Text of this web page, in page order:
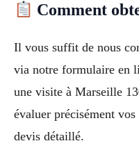
Comment
Il vous suffit de nous
via notre formulaire en
une visite à Marseille
évaluer précisément
devis détaillé.